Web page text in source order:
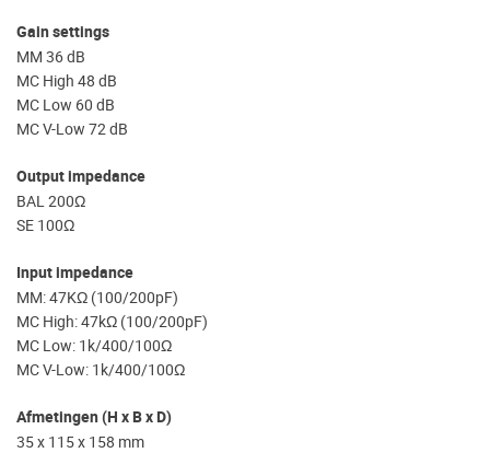
Gain settings
MM 36 dB
MC High 48 dB
MC Low 60 dB
MC V-Low 72 dB
Output impedance
BAL 200Ω
SE 100Ω
Input impedance
MM: 47KΩ (100/200pF)
MC High: 47kΩ (100/200pF)
MC Low: 1k/400/100Ω
MC V-Low: 1k/400/100Ω
Afmetingen (H x B x D)
35 x 115 x 158 mm